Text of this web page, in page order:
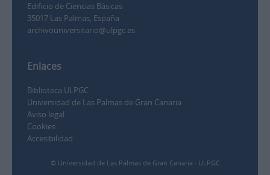
Edificio de Ciencias Básicas
35017 Las Palmas, España
archivouniversitario@ulpgc.es
Enlaces
Biblioteca ULPGC
Universidad de Las Palmas de Gran Canaria
Aviso legal
Cookies
Accesibilidad
© Universidad de Las Palmas de Gran Canaria · ULPGC